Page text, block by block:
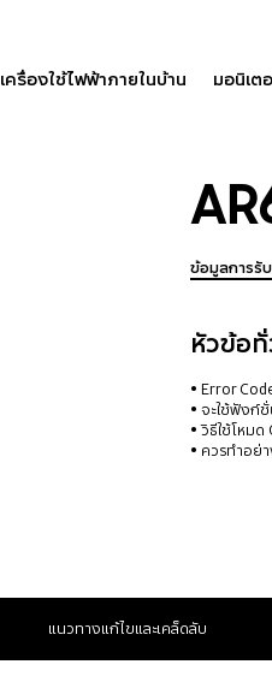
เครื่องใช้ไฟฟ้าภายในบ้าน มอนิเต
ข้อมูลการรั
หัวข้อ
Error
จะใช้ฟังก์
วิธีใช้โหม
ควรทำอย่
แนวทางแก้ไขและเคล็ดลับ